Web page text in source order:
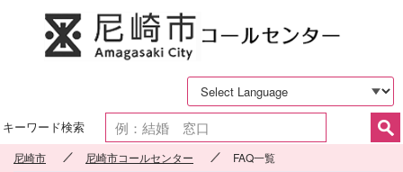
キーワード検索
尼崎市 尼崎市コールセンター FAQ一覧